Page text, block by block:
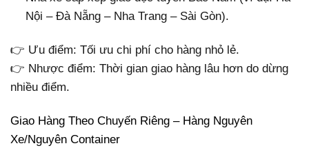
Nội – Đà Nẵng – Nha Trang – Sài Gòn).
👉 Ưu điểm: Tối ưu chi phí cho hàng nhỏ lẻ.
👉 Nhược điểm: Thời gian giao hàng lâu hơn do dừng
nhiều điểm.
Giao Hàng Theo Chuyến Riêng – Hàng Nguyên
Xe/Nguyên Container